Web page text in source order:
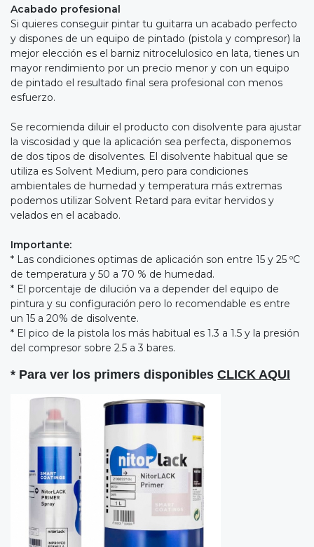
Acabado profesional
Si quieres conseguir pintar tu guitarra un acabado perfecto
y dispones de un equipo de pintado (pistola y compresor) la
mejor elección es el barniz nitrocelulosico en lata, tienes un
mayor rendimiento por un precio menor y con un equipo
de pintado el resultado final sera profesional con menos
esfuerzo.
Se recomienda diluir el producto con disolvente para ajustar
la viscosidad y que la aplicación sea perfecta, disponemos
de dos tipos de disolventes. El disolvente habitual que se
utiliza es Solvent Medium, pero para condiciones
ambientales de humedad y temperatura más extremas
podemos utilizar Solvent Retard para evitar hervidos y
velados en el acabado.
Importante:
* Las condiciones optimas de aplicación son entre 15 y 25 ºC
de temperatura y 50 a 70 % de humedad.
* El porcentaje de dilución va a depender del equipo de
pintura y su configuración pero lo recomendable es entre
un 15 a 20% de disolvente.
* El pico de la pistola los más habitual es 1.3 a 1.5 y la presión
del compresor sobre 2.5 a 3 bares.
* Para ver los primers disponibles CLICK AQUI